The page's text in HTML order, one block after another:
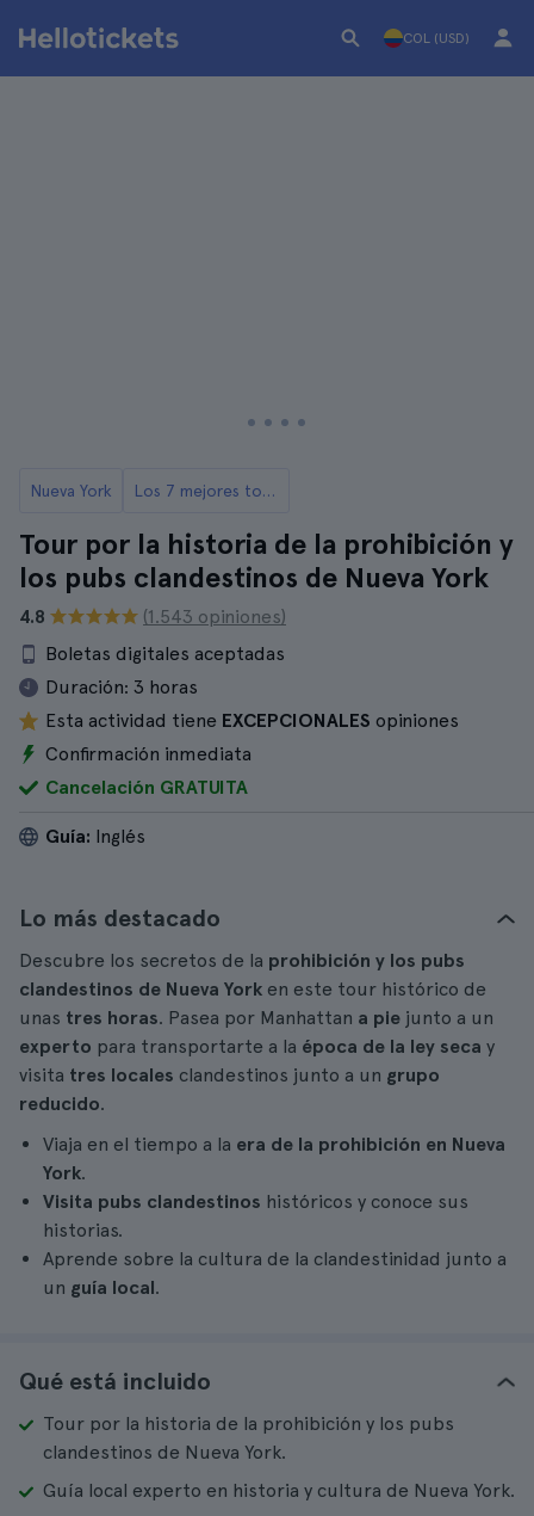
COL (USD)
Nueva York Los 7 mejores tours de pubs de Nueva York
Tour por la historia de la prohibición y
los pubs clandestinos de Nueva York
4.8
(1.543 opiniones)
Boletas digitales aceptadas
Duración: 3 horas
Esta actividad tiene EXCEPCIONALES opiniones
Confirmación inmediata
Cancelación GRATUITA
Guía: Inglés
Lo más destacado
Descubre los secretos de la prohibición y los pubs
clandestinos de Nueva York en este tour histórico de
unas tres horas. Pasea por Manhattan a pie junto a un
experto para transportarte a la época de la ley seca y
visita tres locales clandestinos junto a un grupo
reducido.
Viaja en el tiempo a la era de la prohibición en Nueva
York.
Visita pubs clandestinos históricos y conoce sus
historias.
Aprende sobre la cultura de la clandestinidad junto a
un guía local.
Qué está incluido
Tour por la historia de la prohibición y los pubs
clandestinos de Nueva York.
Guía local experto en historia y cultura de Nueva York.